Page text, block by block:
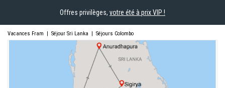
Offres privilèges, votre été à prix VIP !
Vacances Fram | Séjour Sri Lanka | Séjours Colombo